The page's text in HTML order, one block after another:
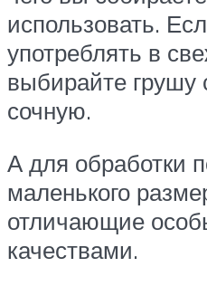
использовать.
употреблять в
выбирайте грушу
сочную.
А для обработки
маленького
отличающие
качествами.